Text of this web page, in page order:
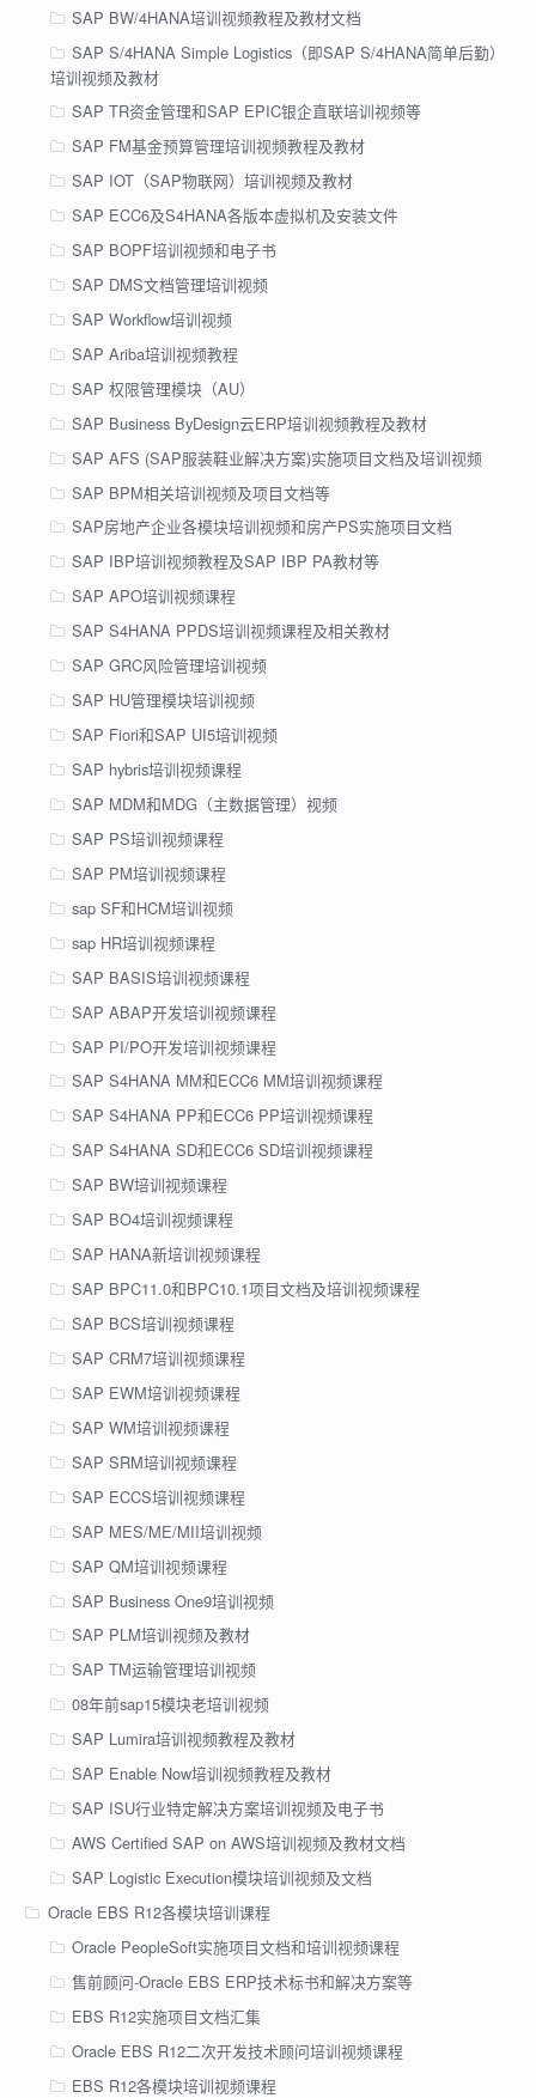
SAP BW/4HANA培训视频教程及教材文档
SAP S/4HANA Simple Logistics（即SAP S/4HANA简单后勤）
培训视频及教材
SAP TR资金管理和SAP EPIC银企直联培训视频等
SAP FM基金预算管理培训视频教程及教材
SAP IOT（SAP物联网）培训视频及教材
SAP ECC6及S4HANA各版本虚拟机及安装文件
SAP BOPF培训视频和电子书
SAP DMS文档管理培训视频
SAP Workflow培训视频
SAP Ariba培训视频教程
SAP 权限管理模块（AU）
SAP Business ByDesign云ERP培训视频教程及教材
SAP AFS (SAP服装鞋业解决方案)实施项目文档及培训视频
SAP BPM相关培训视频及项目文档等
SAP房地产企业各模块培训视频和房产PS实施项目文档
SAP IBP培训视频教程及SAP IBP PA教材等
SAP APO培训视频课程
SAP S4HANA PPDS培训视频课程及相关教材
SAP GRC风险管理培训视频
SAP HU管理模块培训视频
SAP Fiori和SAP UI5培训视频
SAP hybris培训视频课程
SAP MDM和MDG（主数据管理）视频
SAP PS培训视频课程
SAP PM培训视频课程
sap SF和HCM培训视频
sap HR培训视频课程
SAP BASIS培训视频课程
SAP ABAP开发培训视频课程
SAP PI/PO开发培训视频课程
SAP S4HANA MM和ECC6 MM培训视频课程
SAP S4HANA PP和ECC6 PP培训视频课程
SAP S4HANA SD和ECC6 SD培训视频课程
SAP BW培训视频课程
SAP BO4培训视频课程
SAP HANA新培训视频课程
SAP BPC11.0和BPC10.1项目文档及培训视频课程
SAP BCS培训视频课程
SAP CRM7培训视频课程
SAP EWM培训视频课程
SAP WM培训视频课程
SAP SRM培训视频课程
SAP ECCS培训视频课程
SAP MES/ME/MII培训视频
SAP QM培训视频课程
SAP Business One9培训视频
SAP PLM培训视频及教材
SAP TM运输管理培训视频
08年前sap15模块老培训视频
SAP Lumira培训视频教程及教材
SAP Enable Now培训视频教程及教材
SAP ISU行业特定解决方案培训视频及电子书
AWS Certified SAP on AWS培训视频及教材文档
SAP Logistic Execution模块培训视频及文档
Oracle EBS R12各模块培训课程
Oracle PeopleSoft实施项目文档和培训视频课程
售前顾问-Oracle EBS ERP技术标书和解决方案等
EBS R12实施项目文档汇集
Oracle EBS R12二次开发技术顾问培训视频课程
EBS R12各模块培训视频课程